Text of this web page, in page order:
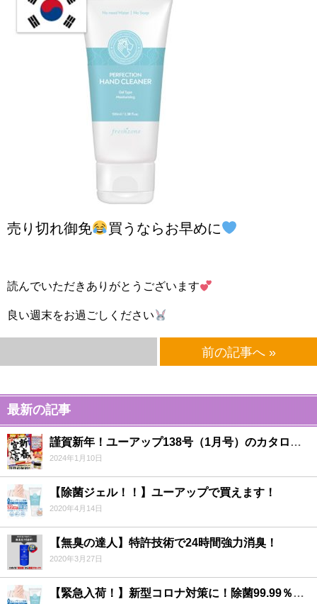
売り切れ御免 買うならお早めに
読んでいただきありがとうございます
良い週末をお過ごしください
前の記事へ »
最新の記事
謹賀新年！ユーアップ138号（1月号）のカタログ・チラシの発刊をお知らせいたします！
2024年1月10日
【除菌ジェル！！】ユーアップで買えます！
2020年4月14日
【無臭の達人】特許技術で24時間強力消臭！
2020年3月27日
【緊急入荷！】新型コロナ対策に！除菌99.99％ジェル！！